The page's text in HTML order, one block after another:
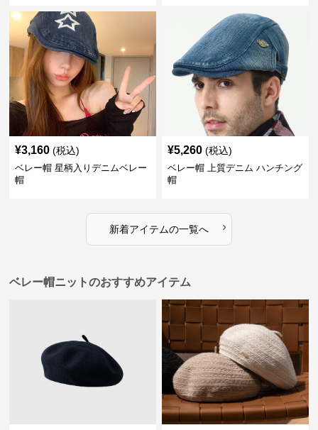
¥3,160 (税込)
ベレー帽 星柄入りデニムベレー
帽
¥5,260 (税込)
ベレー帽 上質デニム ハンチング
帽
新着アイテムの一覧へ ›
ベレー帽ニットのおすすめアイテム